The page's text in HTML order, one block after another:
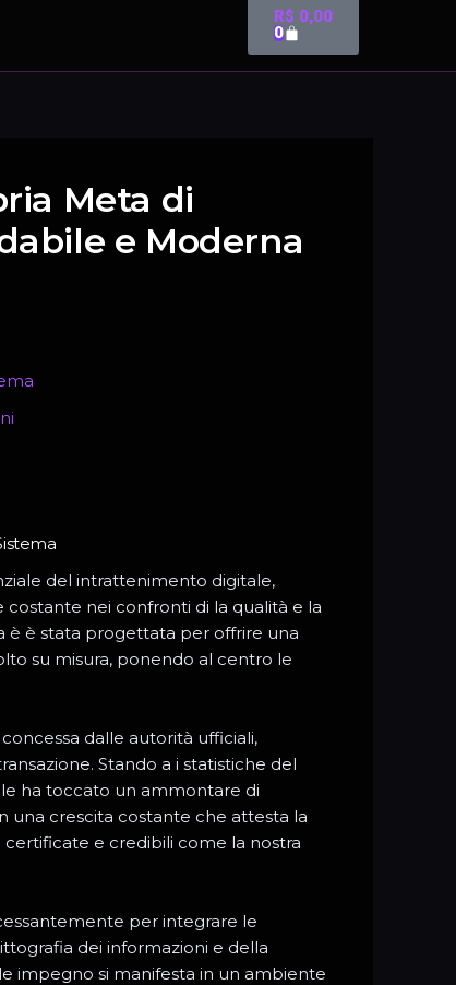
R$ 0,00
0
Meta di
e Moderna
del intrattenimento digitale,
costante nei confronti di la qualità e la
è è stata progettata per offrire una
su misura, ponendo al centro le
dalle autorità ufficiali,
Stando a i statistiche del
ha toccato un ammontare di
una crescita costante che attesta la
e credibili come la nostra
per integrare le
dei informazioni e della
impegno si manifesta in un ambiente